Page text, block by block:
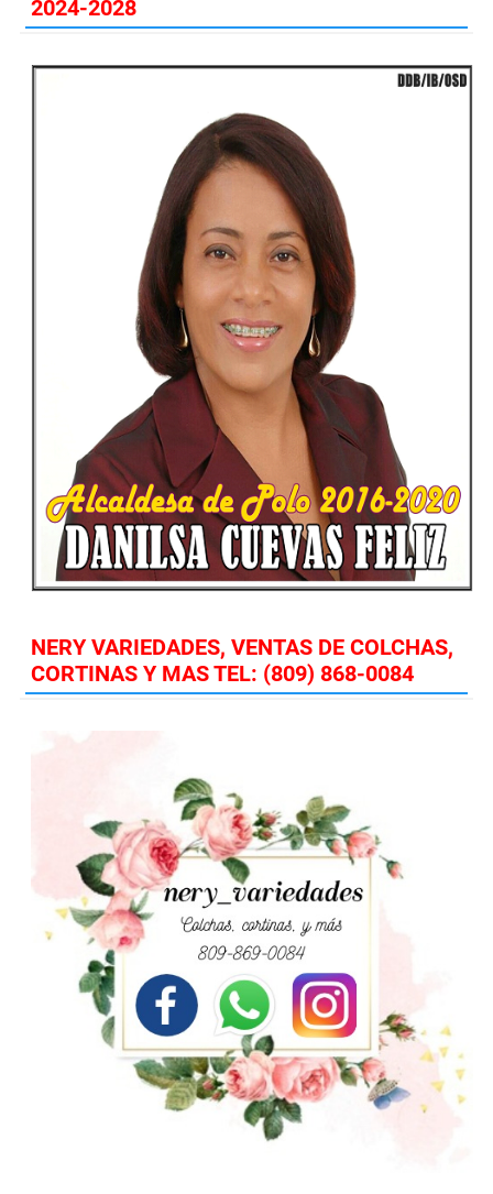
2024-2028
NERY VARIEDADES, VENTAS DE COLCHAS,
CORTINAS Y MAS TEL: (809) 868-0084